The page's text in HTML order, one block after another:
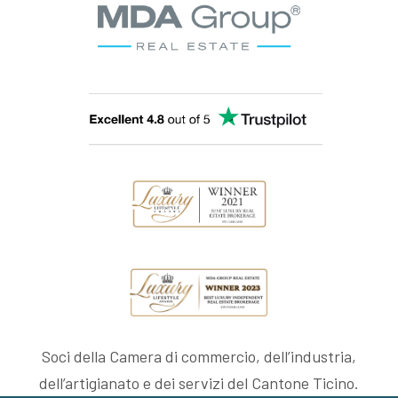
Soci della Camera di commercio, dell’industria,
dell’artigianato e dei servizi del Cantone Ticino.